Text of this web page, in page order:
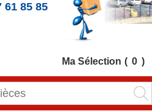
61 85 85
Ma Sélection 0